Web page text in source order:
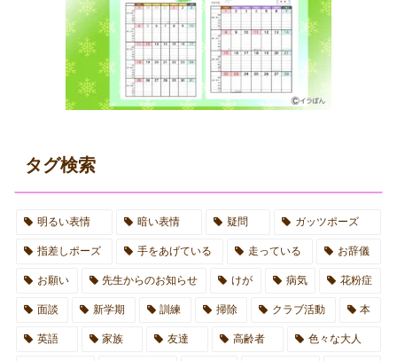
タグ検索
明るい表情 暗い表情 疑問 ガッツポーズ
指差しポーズ 手をあげている 走っている お辞儀
お願い 先生からのお知らせ けが 病気 花粉症
面談 新学期 訓練 掃除 クラブ活動 本
英語 家族 友達 高齢者 色々な大人